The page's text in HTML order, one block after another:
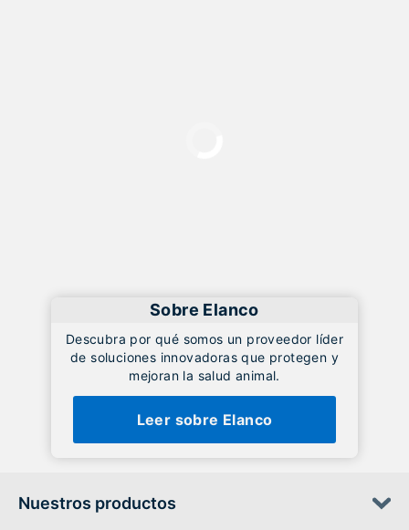
Sobre Elanco
Descubra por qué somos un proveedor líder
de soluciones innovadoras que protegen y
mejoran la salud animal.
Leer sobre Elanco
Nuestros productos